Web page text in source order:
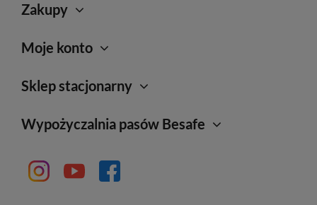
Zakupy
Moje konto
Sklep stacjonarny
Wypożyczalnia pasów Besafe